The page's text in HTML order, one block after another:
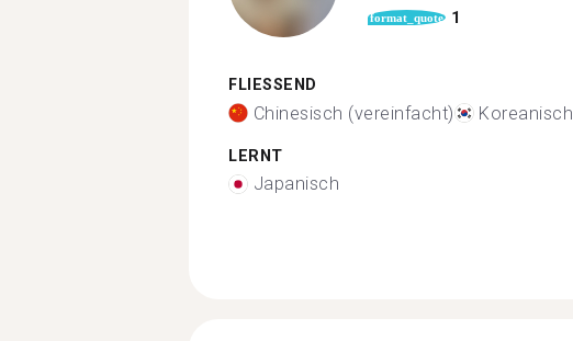
format_quote 1
FLIESSEND
Chinesisch (vereinfacht) Koreanisch
LERNT
Japanisch